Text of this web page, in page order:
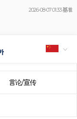
2026-08-07 01:33 基准
言论/宣传